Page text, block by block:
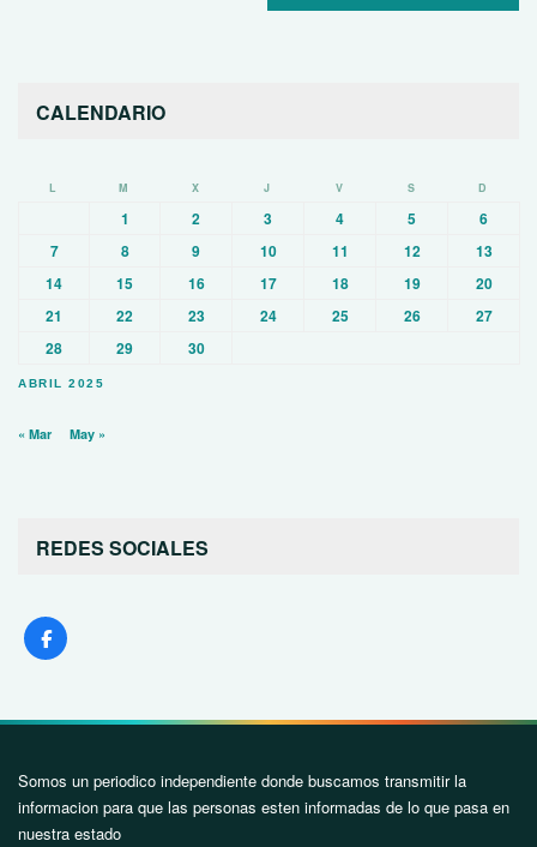
CALENDARIO
ABRIL 2025
L M X J V S D
1 2 3 4 5
6
7
8 9 10 11 12
13
14
15 16 17 18 19
20
21
22 23 24 25 26
27
28
29 30
« Mar May »
REDES SOCIALES
Somos un periodico independiente donde buscamos transmitir la
informacion para que las personas esten informadas de lo que pasa en
nuestra estado